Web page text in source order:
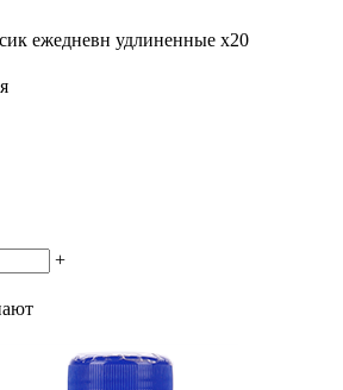
ежедневн удлиненные x20
+